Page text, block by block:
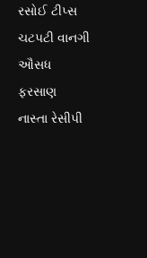
રસોઈ ટીપ્સ
ચટપટી વાનગી
ઔસધ
ફરસાણ
નાસ્તા રેસીપી